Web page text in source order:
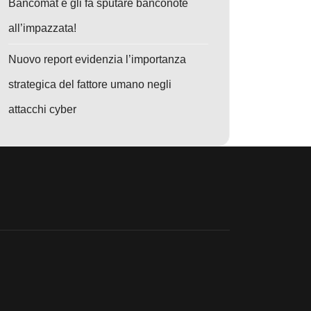
Attacco Multi-Stage: Il Malware Evoluto che Sfugge al Rilevamento
Bancomat e gli fa sputare banconote
all’impazzata!
Nuovo report evidenzia l’importanza
strategica del fattore umano negli
attacchi cyber